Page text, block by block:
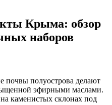
Крыма: обзор
наборов
полуострова делают
эфирными маслами.
каменистых склонах под